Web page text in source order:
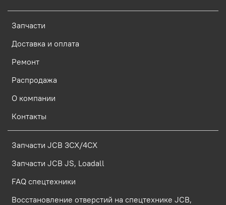
Запчасти
Доставка и оплата
Ремонт
Распродажа
О компании
Контакты
Запчасти JCB 3CX/4CX
Запчасти JCB JS, Loadall
FAQ спецтехники
Восстановление отверстий на спецтехнике JCB,